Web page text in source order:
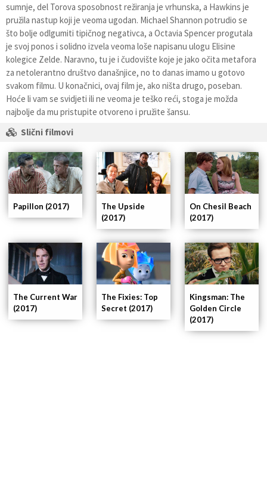
sumnje, del Torova sposobnost režiranja je vrhunska, a Hawkins je
pružila nastup koji je veoma ugodan. Michael Shannon potrudio se
što bolje odlgumiti tipičnog negativca, a Octavia Spencer progutala
je svoj ponos i solidno izvela veoma loše napisanu ulogu Elisine
kolegice Zelde. Naravno, tu je i čudovište koje je jako očita metafora
za netolerantno društvo današnjice, no to danas imamo u gotovo
svakom filmu. U konačnici, ovaj film je, ako ništa drugo, poseban.
Hoće li vam se svidjeti ili ne veoma je teško reći, stoga je možda
najbolje da mu pristupite otvoreno i pružite šansu.
Slični filmovi
Kingsman: The
Golden Circle
(2017)
The Fixies: Top
Secret (2017)
The Current War
(2017)
On Chesil Beach
(2017)
The Upside
(2017)
Papillon (2017)